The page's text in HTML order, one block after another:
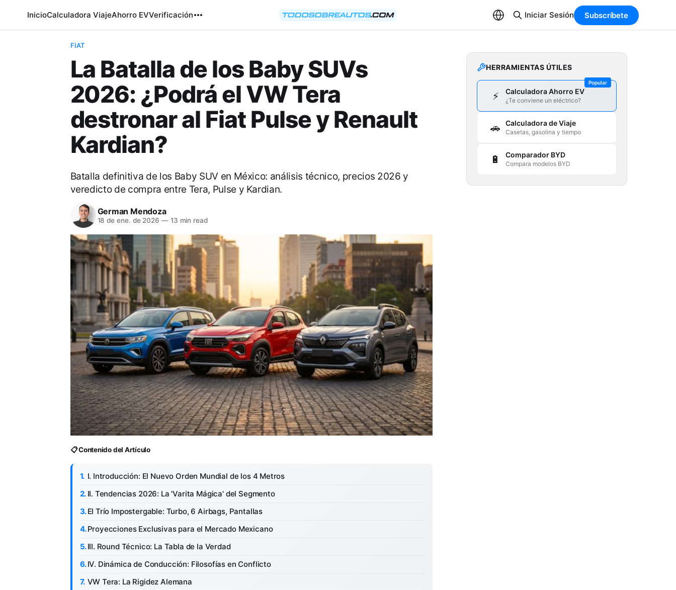
InicioCalculadora ViajeAhorro EVVerificación Iniciar Sesión Subscríbete
FIAT
La Batalla de los Baby SUVs
2026: ¿Podrá el VW Tera
destronar al Fiat Pulse y Renault
Kardian?
Batalla definitiva de los Baby SUV en México: análisis técnico, precios 2026 y
veredicto de compra entre Tera, Pulse y Kardian.
German Mendoza
18 de ene. de 2026 —13 min read
📋 Contenido del Artículo
I. Introducción: El Nuevo Orden Mundial de los 4 Metros
II. Tendencias 2026: La 'Varita Mágica' del Segmento
El Trío Impostergable: Turbo, 6 Airbags, Pantallas
Proyecciones Exclusivas para el Mercado Mexicano
III. Round Técnico: La Tabla de la Verdad
IV. Dinámica de Conducción: Filosofías en Conflicto
VW Tera: La Rigidez Alemana
HERRAMIENTAS ÚTILES
Popular
⚡ Calculadora Ahorro EV
¿Te conviene un eléctrico?
🚗 Calculadora de Viaje
Casetas, gasolina y tiempo
🔋 Comparador BYD
Compara modelos BYD